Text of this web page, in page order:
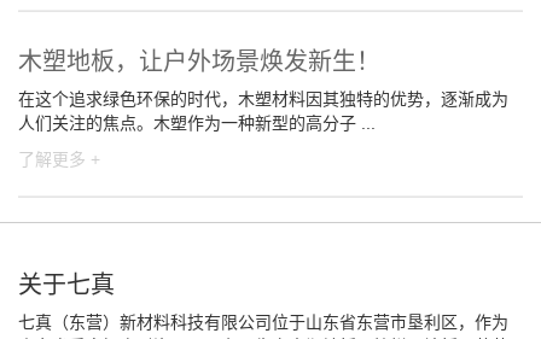
木塑地板，让户外场景焕发新生！
在这个追求绿色环保的时代，木塑材料因其独特的优势，逐渐成为
人们关注的焦点。木塑作为一种新型的高分子 ...
了解更多 +
关于七真
七真（东营）新材料科技有限公司位于山东省东营市垦利区，作为